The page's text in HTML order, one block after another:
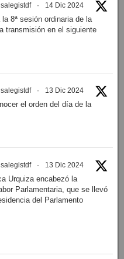
· 14 Dic 2024
8ª sesión ordinaria de la
transmisión en el siguiente
· 13 Dic 2024
el orden del día de la
· 13 Dic 2024
Urquiza encabezó la
Parlamentaria, que se llevó
del Parlamento